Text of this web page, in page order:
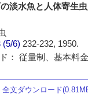
淡水魚と人体寄生虫
(5/6) 232-232, 1950.
： 従量制、基本料
全文ダウンロード